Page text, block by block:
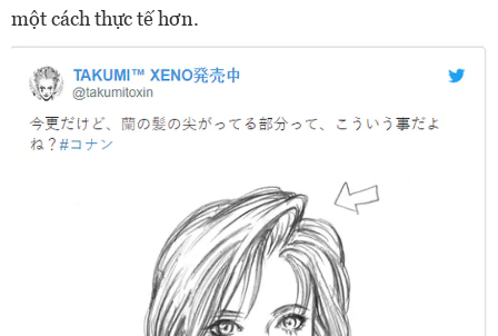
một cách thực tế hơn.